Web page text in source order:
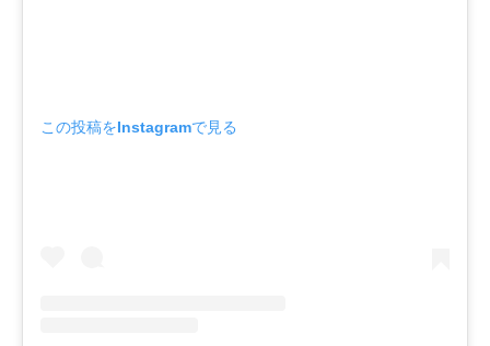
この投稿をInstagramで見る